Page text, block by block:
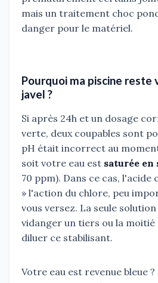
mais un traitement choc
danger pour le matériel.
Pourquoi ma piscine reste
javel ?
Si après 24h et un dosage
verte, deux coupables sont
pH était incorrect au
soit votre eau est saturée
70 ppm). Dans ce cas, l'acide
» l'action du chlore, peu
vous versez. La seule
vidanger un tiers ou la moitié
diluer ce stabilisant.
Votre eau est revenue bleue